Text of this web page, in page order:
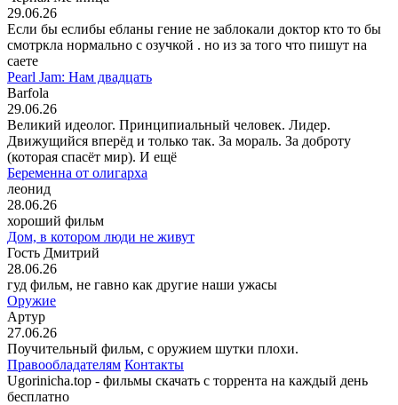
29.06.26
Если бы еслибы ебланы гение не заблокали доктор кто то бы
смотркла нормально с озучкой . но из за того что пишут на
саете
Pearl Jam: Нам двадцать
Barfola
29.06.26
Великий идеолог. Принципиальный человек. Лидер.
Движущийся вперёд и только так. За мораль. За доброту
(которая спасёт мир). И ещё
Беременна от олигарха
леонид
28.06.26
хороший фильм
Дом, в котором люди не живут
Гость Дмитрий
28.06.26
гуд фильм, не гавно как другие наши ужасы
Оружие
Артур
27.06.26
Поучительный фильм, с оружием шутки плохи.
Правообладателям Контакты
Ugorinicha.top - фильмы скачать с торрента на каждый день
бесплатно